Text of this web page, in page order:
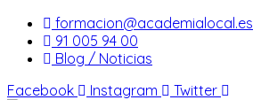
Saltar
contenido
formacion@academialocal.es
91 005 94 00
Blog / Noticias
Facebook
Instagram Twitter